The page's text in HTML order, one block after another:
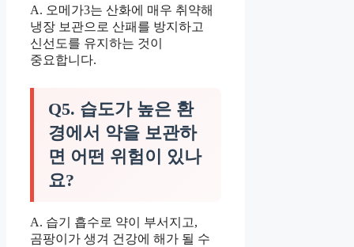
A. 오메가3는 산화에 매우 취약해
냉장 보관으로 산패를 방지하고
신선도를 유지하는 것이
중요합니다.
Q5. 습도가 높은 환
경에서 약을 보관하
면 어떤 위험이 있나
요?
A. 습기 흡수로 약이 부서지고,
곰팡이가 생겨 건강에 해가 될 수